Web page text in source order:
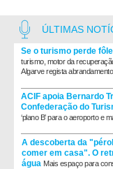
ÚLTIMAS
Se o turismo perde
turismo, motor da
Algarve regista
ACIF apoia Bernardo
Confederação do
‘plano B’ para o aeroporto e
A descoberta da
comer em casa". O
água Mais espaço para